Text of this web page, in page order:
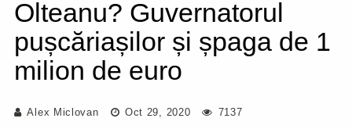
Olteanu? Guvernatorul
pușcăriașilor și șpaga de 1
milion de euro
Alex Miclovan Oct 29, 2020 7137